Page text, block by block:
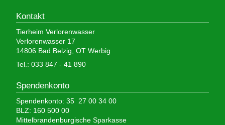
Kontakt
Tierheim Verlorenwasser
Verlorenwasser 17
14806 Bad Belzig, OT Werbig
Tel.: 033 847 - 41 890
Spendenkonto
Spendenkonto: 35 27 00 34 00
BLZ: 160 500 00
Mittelbrandenburgische Sparkasse